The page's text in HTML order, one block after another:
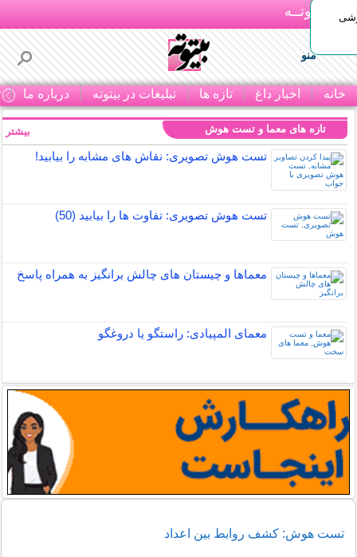
بـیتوتــه
منو
خانه اخبار داغ تازه ها تبلیغات در بیتوته درباره ما
تازه های معما و تست هوش
تست هوش تصویری: نقاش های مشابه را بیابید!
تست هوش تصویری: تفاوت ها را بیابید (50)
معماها و چیستان های چالش برانگیز به همراه پاسخ
معمای المپیادی: راستگو یا دروغگو
بیشتر
تست هوش: کشف روابط بین اعداد